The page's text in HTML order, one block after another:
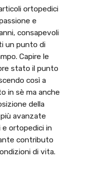
ortopedici
e
consapevoli
un punto di
Capire le
stato il punto
così a
in sè ma anche
della
avanzate
e ortopedici in
contributo
di vita.